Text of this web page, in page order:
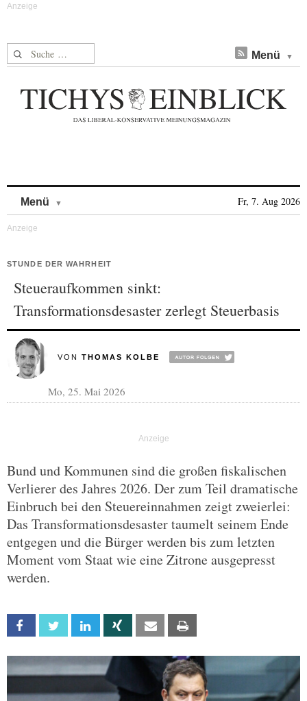
Suche nach: Menü
Menü Fr, 7. Aug 2026
STUNDE DER WAHRHEIT
Steueraufkommen sinkt:
Transformationsdesaster zerlegt Steuerbasis
VON THOMAS KOLBE
Mo, 25. Mai 2026
Bund und Kommunen sind die großen fiskalischen
Verlierer des Jahres 2026. Der zum Teil dramatische
Einbruch bei den Steuereinnahmen zeigt zweierlei:
Das Transformationsdesaster taumelt seinem Ende
entgegen und die Bürger werden bis zum letzten
Moment vom Staat wie eine Zitrone ausgepresst
werden.
Facebook Twitter Linkedin Xing Email